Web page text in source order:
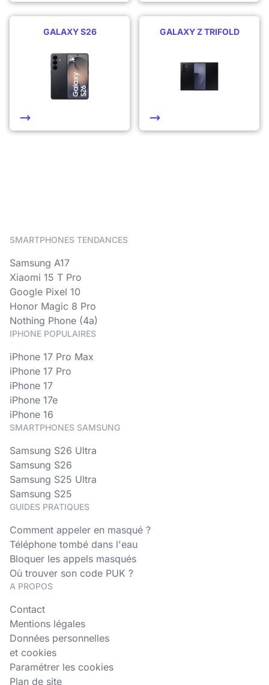
GALAXY S26 GALAXY Z TRIFOLD
SMARTPHONES TENDANCES
Samsung A17
Xiaomi 15 T Pro
Google Pixel 10
Honor Magic 8 Pro
Nothing Phone (4a)
IPHONE POPULAIRES
iPhone 17 Pro Max
iPhone 17 Pro
iPhone 17
iPhone 17e
iPhone 16
SMARTPHONES SAMSUNG
Samsung S26 Ultra
Samsung S26
Samsung S25 Ultra
Samsung S25
GUIDES PRATIQUES
Comment appeler en masqué ?
Téléphone tombé dans l'eau
Bloquer les appels masqués
Où trouver son code PUK ?
A PROPOS
Contact
Mentions légales
Données personnelles
et cookies
Paramétrer les cookies
Plan de site